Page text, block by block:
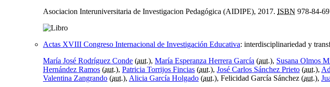
Asociacion Interuniversitaria de Investigacion Pedagógica (AIDIPE), 2017. ISBN 978-84-
Actas XVIII Congreso Internacional de Investigación Educativa: interdisciplinariedad y
María José Rodríguez Conde (aut.), María Esperanza Herrera García (aut.), Susana Olmos
Hernández Ramos (aut.), Patricia Torrijos Fincias (aut.), José Carlos Sánchez Prieto (aut.),
Valentina Zangrando (aut.), Alicia García Holgado (aut.), Felicidad García Sánchez (aut.),